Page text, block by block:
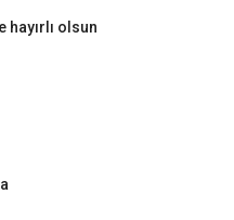
hayırlı olsun